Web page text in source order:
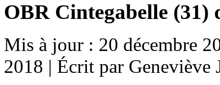
OBR Cintegabelle (31)
Mis à jour : 20 décembre
2018 | Écrit par Geneviève